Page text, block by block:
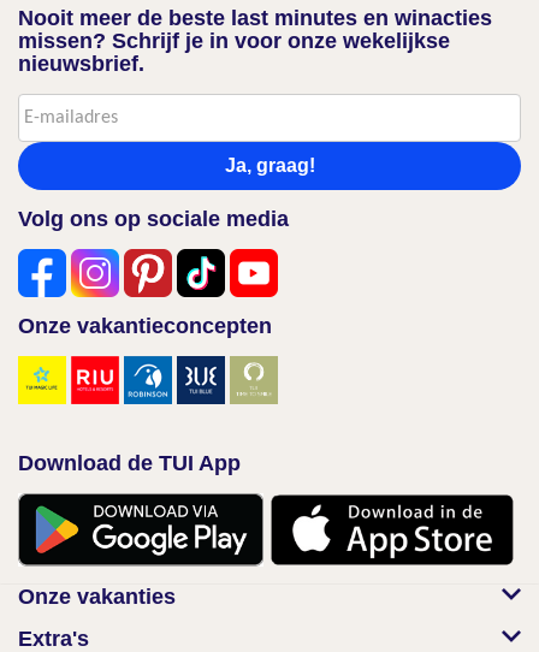
Nooit meer de beste last minutes en winacties
missen? Schrijf je in voor onze wekelijkse
nieuwsbrief.
Ja, graag!
Volg ons op sociale media
Onze vakantieconcepten
Download de TUI App
Onze vakanties
Extra's